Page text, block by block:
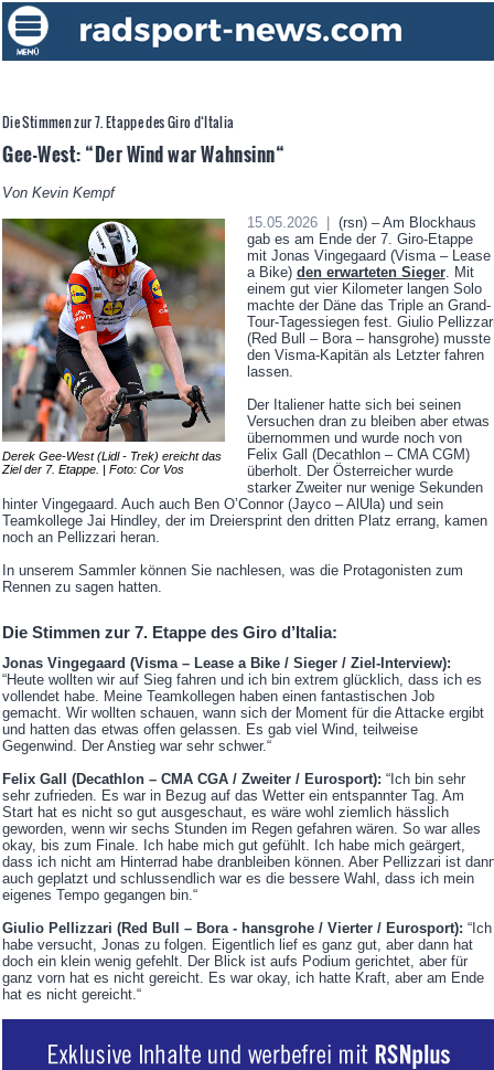
Die Stimmen zur 7. Etappe des Giro d‘Italia
Gee-West: “Der Wind war Wahnsinn“
Von Kevin Kempf
Derek Gee-West (Lidl - Trek) ereicht das
Ziel der 7. Etappe. | Foto: Cor Vos
15.05.2026 |
(rsn) – Am Blockhaus
gab es am Ende der 7. Giro-Etappe
mit Jonas Vingegaard (Visma – Lease
a Bike) den erwarteten Sieger. Mit
einem gut vier Kilometer langen Solo
machte der Däne das Triple an Grand-
Tour-Tagessiegen fest. Giulio
(Red Bull – Bora – hansgrohe) musste
den Visma-Kapitän als Letzter fahren
lassen.
Der Italiener hatte sich bei seinen
Versuchen dran zu bleiben aber etwas
übernommen und wurde noch von
Felix Gall (Decathlon – CMA CGM)
überholt. Der Österreicher wurde
starker Zweiter nur wenige Sekunden
hinter Vingegaard. Auch auch Ben O’Connor (Jayco – AlUla) und sein
Teamkollege Jai Hindley, der im Dreiersprint den dritten Platz errang, kamen
noch an Pellizzari heran.
In unserem Sammler können Sie nachlesen, was die Protagonisten zum
Rennen zu sagen hatten.
Die Stimmen zur 7. Etappe des Giro d’Italia:
Jonas Vingegaard (Visma – Lease a Bike / Sieger / Ziel-Interview):
“Heute wollten wir auf Sieg fahren und ich bin extrem glücklich, dass ich es
vollendet habe. Meine Teamkollegen haben einen fantastischen Job
gemacht. Wir wollten schauen, wann sich der Moment für die Attacke ergibt
und hatten das etwas offen gelassen. Es gab viel Wind, teilweise
Gegenwind. Der Anstieg war sehr schwer.“
Felix Gall (Decathlon – CMA CGA / Zweiter / Eurosport): “Ich bin sehr
sehr zufrieden. Es war in Bezug auf das Wetter ein entspannter Tag. Am
Start hat es nicht so gut ausgeschaut, es wäre wohl ziemlich hässlich
geworden, wenn wir sechs Stunden im Regen gefahren wären. So war alles
okay, bis zum Finale. Ich habe mich gut gefühlt. Ich habe mich geärgert,
dass ich nicht am Hinterrad habe dranbleiben können. Aber Pellizzari ist
auch geplatzt und schlussendlich war es die bessere Wahl, dass ich mein
eigenes Tempo gegangen bin.“
Giulio Pellizzari (Red Bull – Bora - hansgrohe / Vierter / Eurosport): “Ich
habe versucht, Jonas zu folgen. Eigentlich lief es ganz gut, aber dann hat
doch ein klein wenig gefehlt. Der Blick ist aufs Podium gerichtet, aber für
ganz vorn hat es nicht gereicht. Es war okay, ich hatte Kraft, aber am Ende
hat es nicht gereicht.“